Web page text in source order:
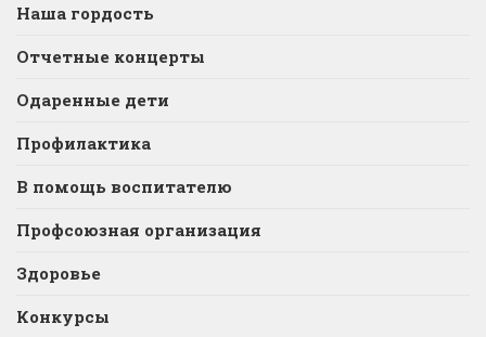
Наша гордость
Отчетные концерты
Одаренные дети
Профилактика
В помощь воспитателю
Профсоюзная организация
Здоровье
Конкурсы